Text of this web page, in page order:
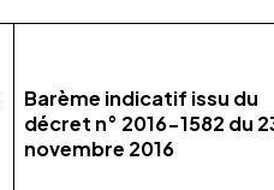
Barème indicatif issu du
décret n° 2016-1582 du
novembre 2016